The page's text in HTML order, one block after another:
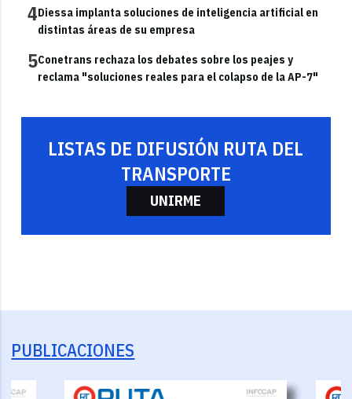
4Diessa implanta soluciones de inteligencia artificial en
distintas áreas de su empresa
5Conetrans rechaza los debates sobre los peajes y
reclama "soluciones reales para el colapso de la AP-7"
LISTAS DE DIFUSIÓN RUTA DEL
TRANSPORTE
UNIRME
PUBLICACIONES